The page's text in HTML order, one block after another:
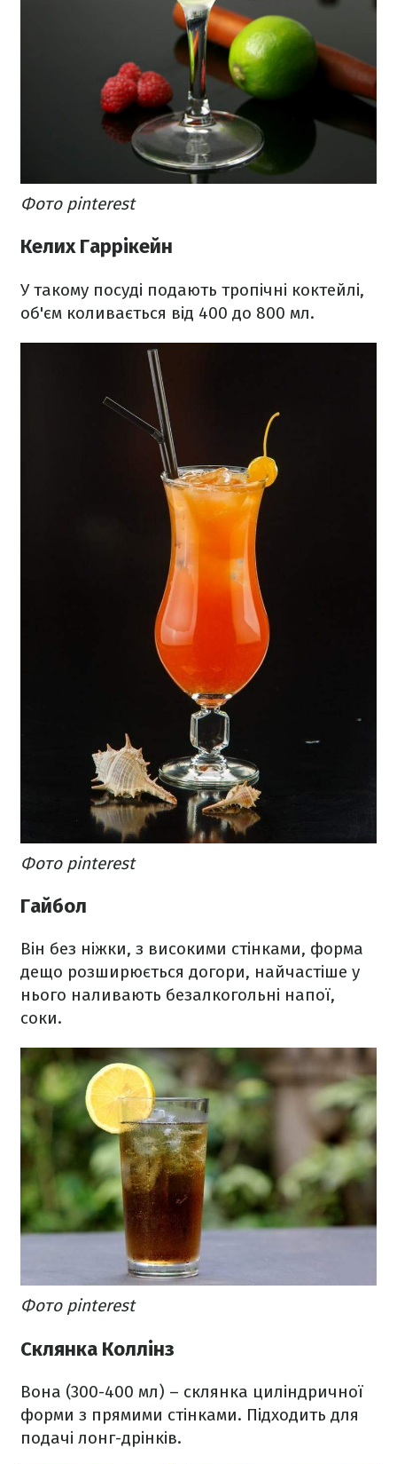
Фото pinterest
Келих Гаррікейн
У такому посуді подають тропічні коктейлі,
об'єм коливається від 400 до 800 мл.
Фото pinterest
Гайбол
Він без ніжки, з високими стінками, форма
дещо розширюється догори, найчастіше у
нього наливають безалкогольні напої,
соки.
Фото pinterest
Склянка Коллінз
Вона (300-400 мл) – склянка циліндричної
форми з прямими стінками. Підходить для
подачі лонг-дрінків.